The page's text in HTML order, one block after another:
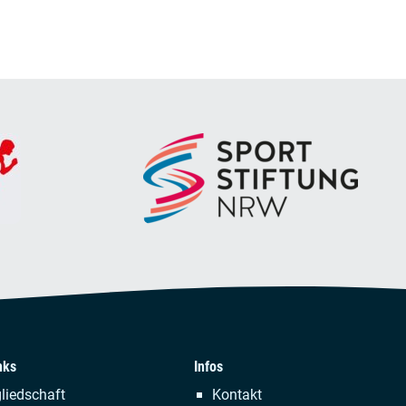
Infos
Navigation
Kontakt